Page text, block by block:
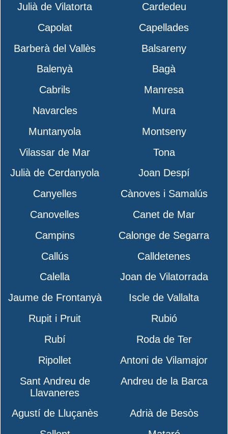
Julià de Vilatorta
Cardedeu
Capolat
Capellades
Barberà del Vallès
Balsareny
Balenyà
Bagà
Cabrils
Manresa
Navarcles
Mura
Muntanyola
Montseny
Vilassar de Mar
Tona
Julià de Cerdanyola
Joan Despí
Canyelles
Cànoves i Samalús
Canovelles
Canet de Mar
Campins
Calonge de Segarra
Callús
Calldetenes
Calella
Joan de Vilatorrada
Jaume de Frontanyà
Iscle de Vallalta
Rupit i Pruit
Rubió
Rubí
Roda de Ter
Ripollet
Antoni de Vilamajor
Sant Andreu de
Llavaneres
Andreu de la Barca
Agustí de Lluçanès
Adrià de Besòs